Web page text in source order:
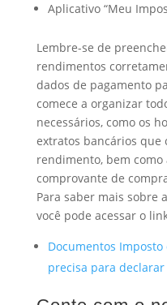
Aplicativo “Meu
Lembre-se de
rendimentos
dados de pagamento
comece a organizar
necessários, como os
extratos bancários que
rendimento, bem como
comprovante de
Para saber mais sobre
você pode acessar o
Documentos
precisa para declarar